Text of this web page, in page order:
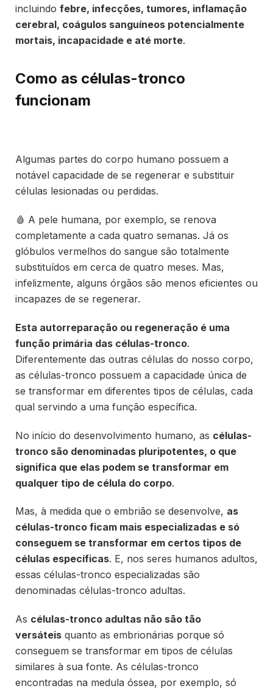
incluindo febre, infecções, tumores, inflamação
cerebral, coágulos sanguíneos potencialmente
mortais, incapacidade e até morte.
Como as células-tronco
funcionam
Algumas partes do corpo humano possuem a
notável capacidade de se regenerar e substituir
células lesionadas ou perdidas.
🩸 A pele humana, por exemplo, se renova
completamente a cada quatro semanas. Já os
glóbulos vermelhos do sangue são totalmente
substituídos em cerca de quatro meses. Mas,
infelizmente, alguns órgãos são menos eficientes ou
incapazes de se regenerar.
Esta autorreparação ou regeneração é uma
função primária das células-tronco.
Diferentemente das outras células do nosso corpo,
as células-tronco possuem a capacidade única de
se transformar em diferentes tipos de células, cada
qual servindo a uma função específica.
No início do desenvolvimento humano, as células-
tronco são denominadas pluripotentes, o que
significa que elas podem se transformar em
qualquer tipo de célula do corpo.
Mas, à medida que o embrião se desenvolve, as
células-tronco ficam mais especializadas e só
conseguem se transformar em certos tipos de
células específicas. E, nos seres humanos adultos,
essas células-tronco especializadas são
denominadas células-tronco adultas.
As células-tronco adultas não são tão
versáteis quanto as embrionárias porque só
conseguem se transformar em tipos de células
similares à sua fonte. As células-tronco
encontradas na medula óssea, por exemplo, só